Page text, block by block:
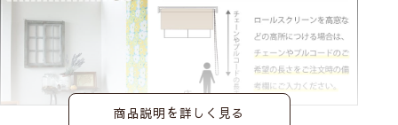
商品説明を詳しく見る